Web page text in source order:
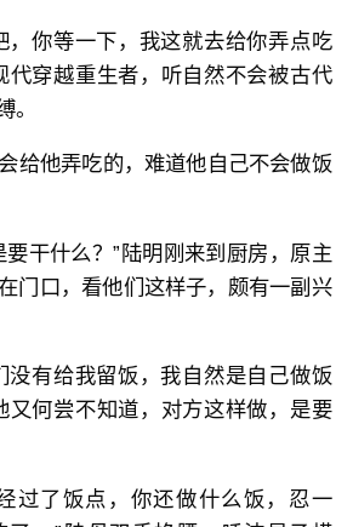
，你等一下，我这就去给你弄点吃
代穿越重生者，听自然不会被古代
。
给他弄吃的，难道他自己不会做饭
要干什么？”陆明刚来到厨房，原主
门口，看他们这样子，颇有一副兴
没有给我留饭，我自然是自己做饭
又何尝不知道，对方这样做，是要
过了饭点，你还做什么饭，忍一